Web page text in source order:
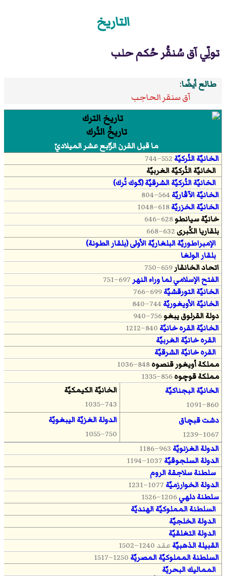
التاريخ
تولِّي آق سُنقُر حُكم حلب
طالع أيضًا:
آق سنقر الحاجب
تاريخُ التُرك
ما قبل القرن الرَّابع عشر الميلاديّ
الخانيَّة التُركيَّة 552–744
الخانيَّة التُركيَّة الغربيَّة
الخانيَّة التُركيَّة الشرقيَّة (گوك تُرك)
الخانيَّة الآڤاريَّة564–804
الخانيَّة الخزريَّة618–1048
خانيَّة سيانطو628–646
بلقاريا الكُبرى 632–668
الإمبراطوريَّة البلغاريَّة الأولى (بلقار الطونة)
بلقار الولغا
اتحاد الخانقار659–750
الفتح الإسلامي لما وراء النهر 697–751
الخانيَّة التورقشيَّة699–766
الخانيَّة الأويغوريَّة744–840
دولة القرلوق يبغو756–940
الخانيَّة القره خانيَّة 840–1212
القره خانيَّة الغربيَّة
القره خانيَّة الشرقيَّة
مملكة أويغور قنصوه848–1036
مملكة قوچوه856–1335
الخانيَّة البجناكيَّة
860–1091
الخانيَّة الكيمكيَّة
743–1035
دشت قبچاق
1067–1239
الدولة الغزيَّة اليبغويَّة
750–1055
الدولة الغزنويَّة 963–1186
الدولة السلجوقيَّة 1037–1194
سلطنة سلاجقة الروم
الدولة الخوارزميَّة 1077–1231
سلطنة دلهي1206–1526
السلطنة المملوكيَّة الهنديَّة
الدولة الخلجيَّة
الدولة التغلقيَّة
القبيلة الذهبيَّةعقد 1240–1502
السلطنة المملوكيَّة المصريَّة 1250–1517
المماليك البحريَّة